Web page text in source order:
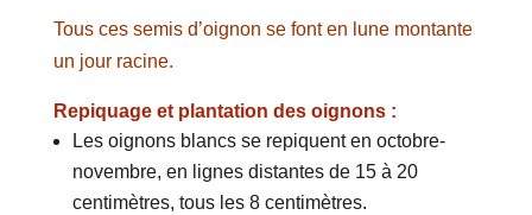
Tous ces semis d’oignon se font en lune montante
un jour racine.
Repiquage et plantation des oignons :
Les oignons blancs se repiquent en octobre-
novembre, en lignes distantes de 15 à 20
centimètres, tous les 8 centimètres.